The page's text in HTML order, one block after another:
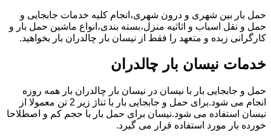
حمل بار بین شهری و درون شهری،انجام کلیه خدمات جابجایی و
حمل و نقل اسباب و اثاثیه منزل،بسته بندی،انواع ماشین حمل بار و
کارگرانی زبده و متعهد را فقط از نیسان بار چالدران بار بخواهید.
خدمات نیسان بار چالدران
حمل و جابجایی بار با نیسان در نیسان بار چالدران بار همه روزه
انجام می شود.برای حمل و جابجایی بار با تناژ زیر 2 تن معمولا از
نیسان استفاده می شود.نیسان برای حمل بار با حجم کم و اصطلاحا
خورده بار مورد استفاده قرار می گیرد.